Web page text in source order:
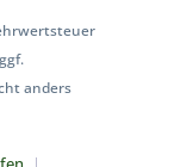
anders